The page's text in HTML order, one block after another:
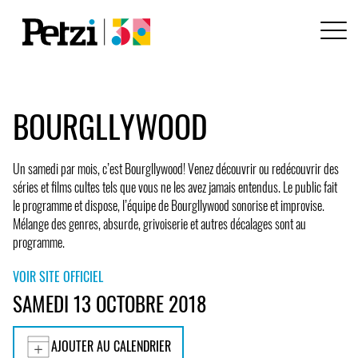
BOURGLLYWOOD
Un samedi par mois, c’est Bourgllywood! Venez découvrir ou redécouvrir des
séries et films cultes tels que vous ne les avez jamais entendus. Le public fait
le programme et dispose, l’équipe de Bourgllywood sonorise et improvise.
Mélange des genres, absurde, grivoiserie et autres décalages sont au
programme.
VOIR SITE OFFICIEL
SAMEDI 13 OCTOBRE 2018
AJOUTER AU CALENDRIER